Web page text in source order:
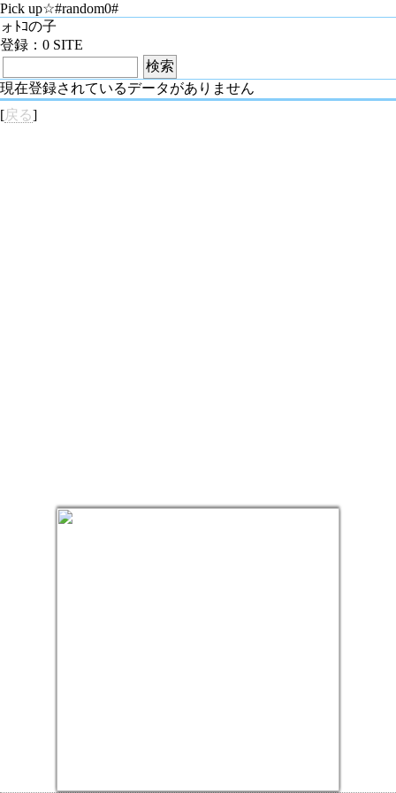
Pick up☆#random0#
ォﾄｺの子
登録：0 SITE
現在登録されているデータがありません
[戻る]